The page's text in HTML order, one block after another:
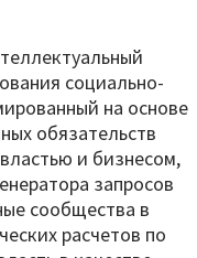
социально-
на основе
обязательств
и бизнесом,
запросов
сообщества в
расчетов по